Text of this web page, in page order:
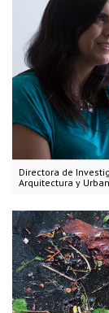
Directora de
Arquitectura y